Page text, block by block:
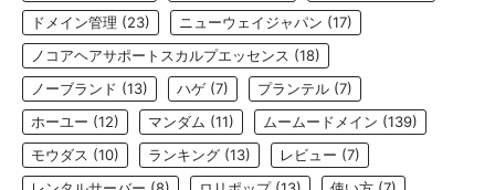
ドメイン管理 (23) ニューウェイジャパン (17)
ノコアヘアサポートスカルプエッセンス (18)
ノーブランド (13) ハゲ (7) プランテル (7)
ホーユー (12) マンダム (11) ムームードメイン (139)
モウダス (10) ランキング (13) レビュー (7)